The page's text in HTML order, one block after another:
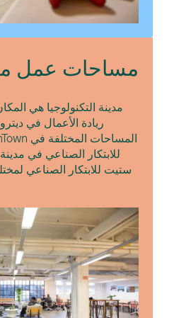
مساحات عمل
مدينة التكنولوجيا هي
ريادة الأعمال في
للابتكار الصناعي في مدينة
ستيت للابتكار الصناعي